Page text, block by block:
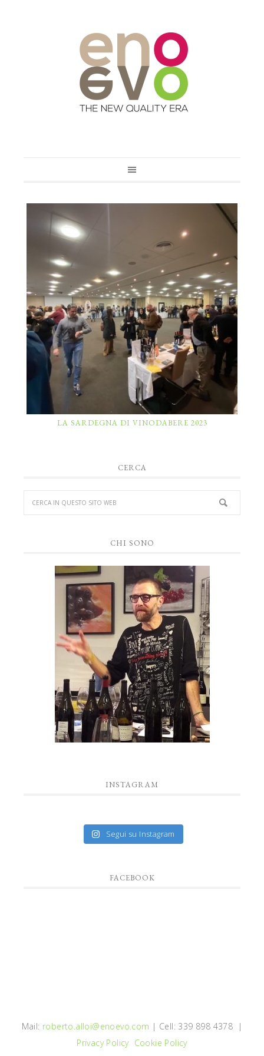
LA SARDEGNA DI VINODABERE 2023
CERCA
CHI SONO
INSTAGRAM
Segui su Instagram
FACEBOOK
Mail: roberto.alloi@enoevo.com | Cell: 339 898 4378 |
Privacy Policy Cookie Policy